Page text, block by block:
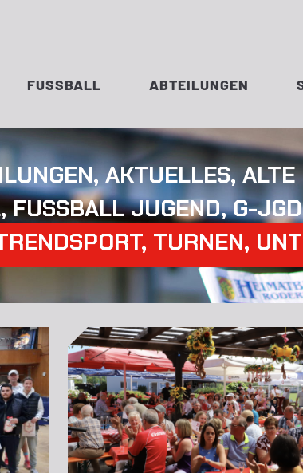
FUSSBALL ABTEILUNGEN
,AKTUELLES,ALTE
,FUSSBALL JUGEND ,G-JGD
, TURNEN,